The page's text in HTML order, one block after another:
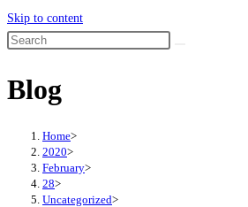
Skip to content
Blog
Home>
2020>
February>
28>
Uncategorized>